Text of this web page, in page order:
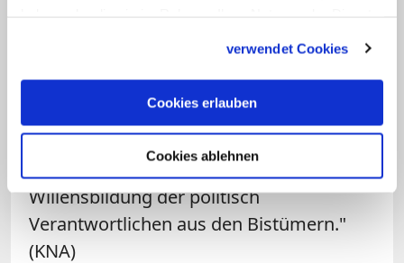
verwendet Cookies
Cookies erlauben
Cookies ablehnen
Nachhaltigkeit mit Blick auf schwindende
kirchliche Ressourcen, personell wie
finanziell. Sein Plädoyer damals: "Etwas
weniger Thinktank, mehr Partizipation;
etwas kürzere Texte, dafür eine stärkere
Willensbildung der politisch
Verantwortlichen aus den Bistümern."
(KNA)